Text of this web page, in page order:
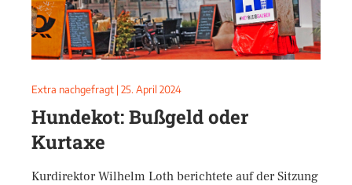
Extra nachgefragt | 25. April 2024
Hundekot: Bußgeld oder
Kurtaxe
Kurdirektor Wilhelm Loth berichtete auf der Sitzung